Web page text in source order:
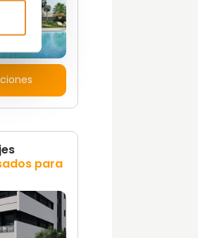
para